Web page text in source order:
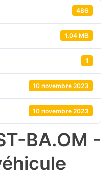
486
1.04 MB
1
10 novembre 2023
10 novembre 2023
BA.OM -